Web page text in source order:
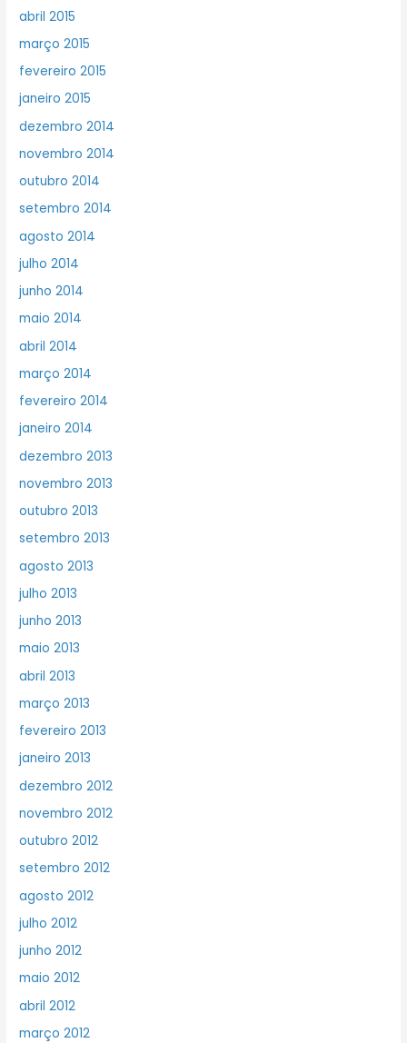
abril 2015
março 2015
fevereiro 2015
janeiro 2015
dezembro 2014
novembro 2014
outubro 2014
setembro 2014
agosto 2014
julho 2014
junho 2014
maio 2014
abril 2014
março 2014
fevereiro 2014
janeiro 2014
dezembro 2013
novembro 2013
outubro 2013
setembro 2013
agosto 2013
julho 2013
junho 2013
maio 2013
abril 2013
março 2013
fevereiro 2013
janeiro 2013
dezembro 2012
novembro 2012
outubro 2012
setembro 2012
agosto 2012
julho 2012
junho 2012
maio 2012
abril 2012
março 2012